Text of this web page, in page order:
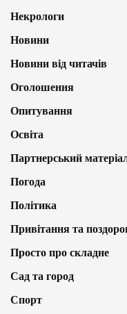
Некрологи
Новини
Новини від читачів
Оголошення
Опитування
Освіта
Партнерський
Погода
Політика
Привітання та
Просто про складне
Сад та город
Спорт